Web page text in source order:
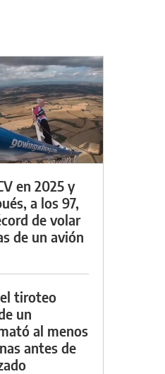
en 2025 y
a los 97,
de volar
de un avión
tiroteo
un
al menos
antes de